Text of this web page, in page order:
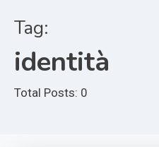
Tag:
identità
Total Posts: 0